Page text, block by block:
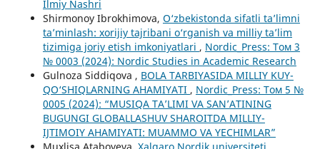
Ilmiy Nashri
Shirmonoy Ibrokhimova, O‘zbekistonda sifatli ta’limni
ta’minlash: xorijiy tajribani o‘rganish va milliy ta’lim
tizimiga joriy etish imkoniyatlari , Nordic_Press: Том 3
№ 0003 (2024): Nordic Studies in Academic Research
Gulnoza Siddiqova , BOLA TARBIYASIDA MILLIY KUY-
QO‘SHIQLARNING AHAMIYATI , Nordic_Press: Том 5 №
0005 (2024): “MUSIQA TA’LIMI VA SAN’ATINING
BUGUNGI GLOBALLASHUV SHAROITDA MILLIY-
IJTIMOIY AHAMIYATI: MUAMMO VA YECHIMLAR”